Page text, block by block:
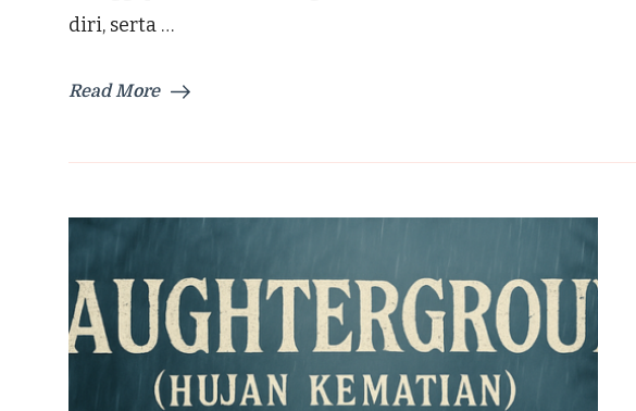
diri, serta …
Read More